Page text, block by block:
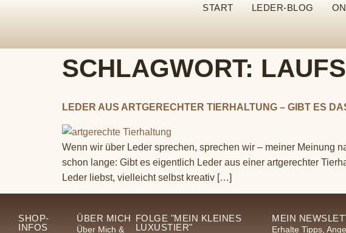
START LEDER-BLOG
SCHLAGWORT:
LEDER AUS ARTGERECHTER TIERHALTUNG – GIBT ES
Wenn wir über Leder sprechen, sprechen wir – meiner Meinung
schon lange: Gibt es eigentlich Leder aus einer artgerechter
Leder liebst, vielleicht selbst kreativ […]
SHOP-
INFOS
ÜBER MICH
Über Mich &
FOLGE "MEIN KLEINES
LUXUSTIER"
MEIN
Erhalte Tipps,